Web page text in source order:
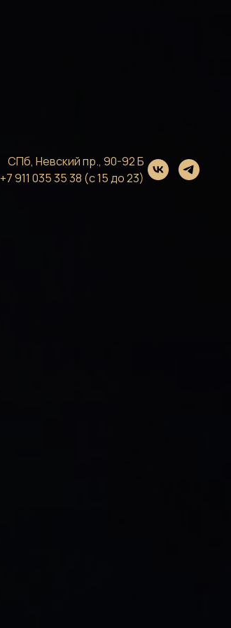
СПб, Невский пр., 90-92 Б
+7 911 035 35 38 (с 15 до 23)